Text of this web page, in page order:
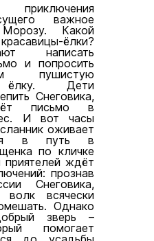
приключения
важное
Какой
ёлки?
написать
и попросить
пушистую
ёлку. Дети
Снеговика,
письмо в
И вот часы
оживает
в путь в
по кличке
ждёт
прознав
Снеговика,
всячески
Однако
зверь –
помогает